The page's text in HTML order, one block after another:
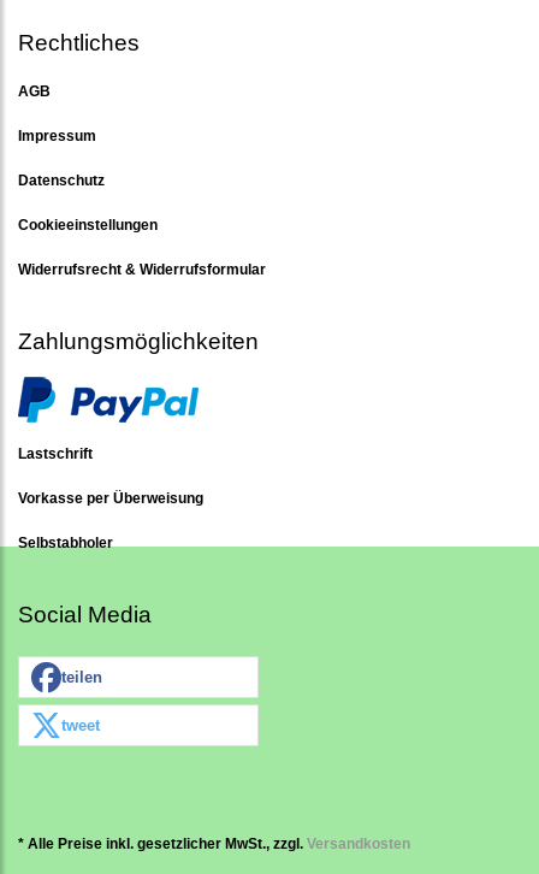
Rechtliches
AGB
Impressum
Datenschutz
Cookieeinstellungen
Widerrufsrecht & Widerrufsformular
Zahlungsmöglichkeiten
Lastschrift
Vorkasse per Überweisung
Selbstabholer
Social Media
teilen
tweet
* Alle Preise inkl. gesetzlicher MwSt., zzgl. Versandkosten